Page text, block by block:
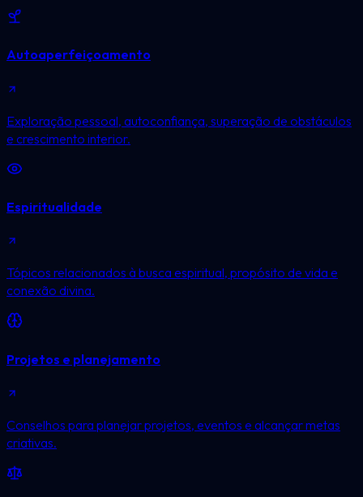
Autoaperfeiçoamento
Exploração pessoal, autoconfiança, superação de obstáculos
e crescimento interior.
Espiritualidade
Tópicos relacionados à busca espiritual, propósito de vida e
conexão divina.
Projetos e planejamento
Conselhos para planejar projetos, eventos e alcançar metas
criativas.